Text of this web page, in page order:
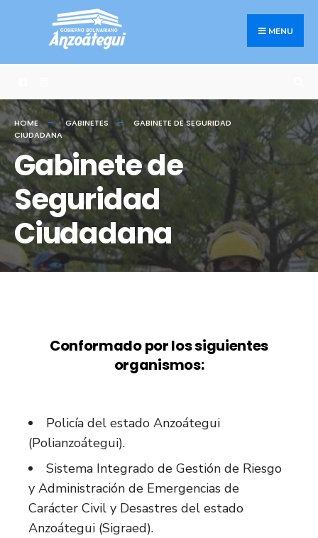
MENU
HOME GABINETES
GABINETE DE SEGURIDAD
CIUDADANA
Gabinete de
Seguridad
Ciudadana
Conformado por los siguientes
organismos:
Policía del estado Anzoátegui
(Polianzoátegui).
Sistema Integrado de Gestión de Riesgo
y Administración de Emergencias de
Carácter Civil y Desastres del estado
Anzoátegui (Sigraed).